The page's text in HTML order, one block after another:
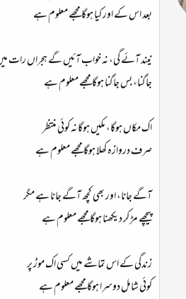
بعد اس کے اور کیا ہوگا مجھے معلوم ہے
نیند آئے گی، نہ خواب آئیں گے ہجراں رات
جاگنا، بس جاگنا ہوگا مجھے معلوم ہے
اک مکاں ہوگا، مکیں ہوگا نہ کوئی منتظر
صرف دروازہ کھلا ہوگا مجھے معلوم ہے
آگے جانا، اور بھی کچھ آگے جانا ہے مگر
پیچھے مڑ کر دیکھنا ہوگا مجھے معلوم ہے
زندگی کے اس تماشے میں کسی اک موڑ پر
کوئی شامل دوسرا ہوگا مجھے معلوم ہے